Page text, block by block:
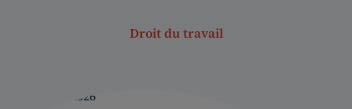
Droit du travail
7 février 2026